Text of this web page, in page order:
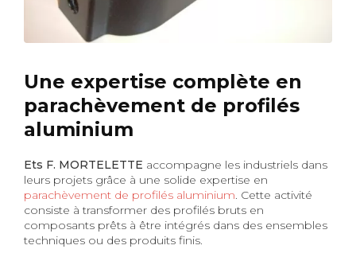
Une expertise complète en
parachèvement de profilés
aluminium
Ets F. MORTELETTE accompagne les industriels dans
leurs projets grâce à une solide expertise en
parachèvement de profilés aluminium. Cette activité
consiste à transformer des profilés bruts en
composants prêts à être intégrés dans des ensembles
techniques ou des produits finis.